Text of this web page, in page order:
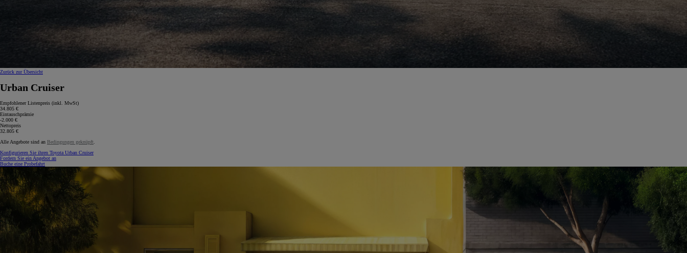
Zurück zur Übersicht
Urban Cruiser
Empfohlener Listenpreis (inkl. MwSt)
34.805 €
Eintauschprämie
-2.000 €
Nettopreis
32.805 €
Alle Angebote sind an Bedingungen geknüpft
Konfigurieren Sie ihren Toyota Urban Cruiser
Fordern Sie ein Angebot an
Buche eine Probefahrt